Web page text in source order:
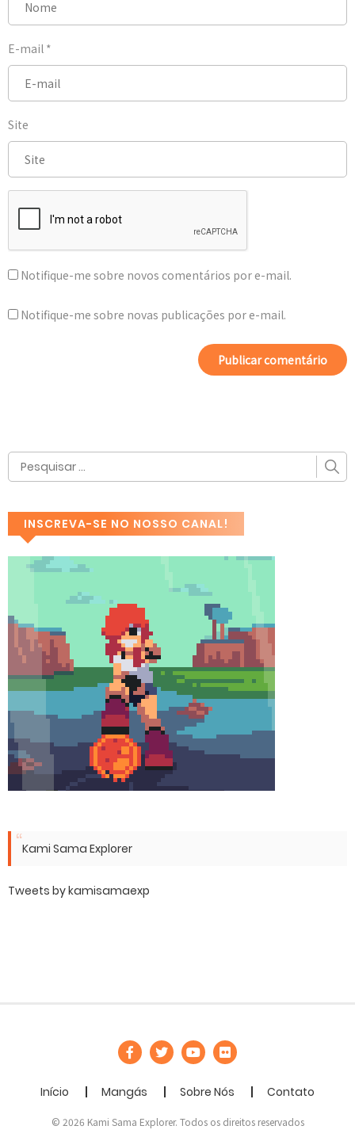
E-mail *
Site
Notifique-me sobre novos comentários por e-mail.
Notifique-me sobre novas publicações por e-mail.
INSCREVA-SE NO NOSSO CANAL!
Kami Sama Explorer
Tweets by kamisamaexp
Início Mangás Sobre Nós Contato
© 2026 Kami Sama Explorer. Todos os direitos reservados